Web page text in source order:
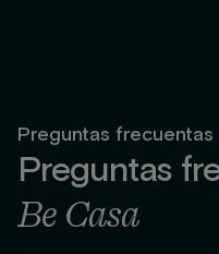
Preguntas frecuentas
Preguntas
Be Casa